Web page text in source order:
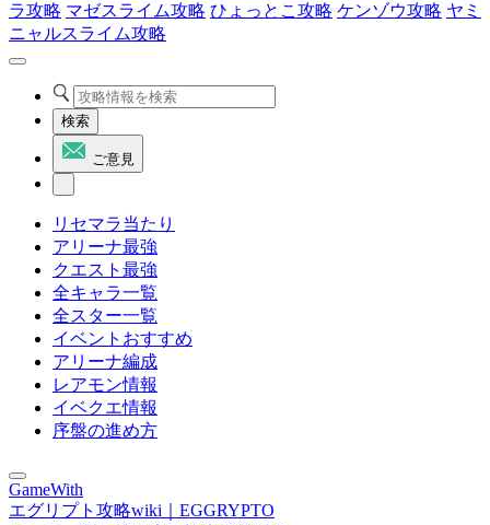
ラ攻略 マゼスライム攻略 ひょっとこ攻略 ケンゾウ攻略 ヤミ
ニャルスライム攻略
検索
ご意見
リセマラ当たり
アリーナ最強
クエスト最強
全キャラ一覧
全スター一覧
イベントおすすめ
アリーナ編成
レアモン情報
イベクエ情報
序盤の進め方
GameWith
エグリプト攻略wiki｜EGGRYPTO